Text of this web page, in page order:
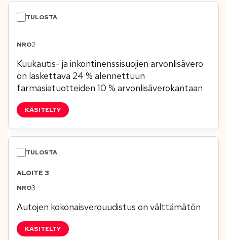
2
Kuukautis- ja inkontinenssisuojien arvonlisävero
on laskettava 24 % alennettuun
farmasiatuotteiden 10 % arvonlisäverokantaan
KÄSITELTY
ALOITE 3
3
Autojen kokonaisverouudistus on välttämätön
KÄSITELTY